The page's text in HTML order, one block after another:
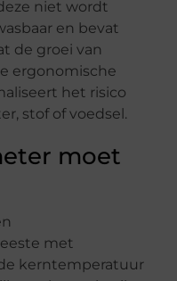
niet wordt
en bevat
de groei van
ergonomische
het risico
stof of voedsel.
moet
met
kerntemperatuur